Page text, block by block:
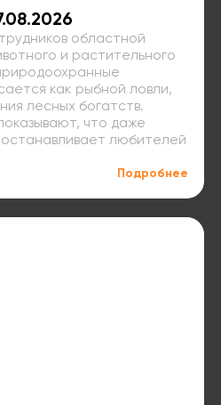
областной
и растительного
как рыбной ловли,
лесных богатств.
что даже
любителей
Подробнее